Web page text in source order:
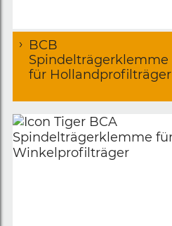
BCB
Spindelträgerklemme
für Hollandprofilträger